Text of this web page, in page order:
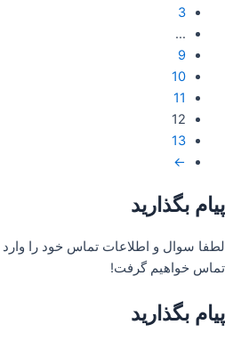
3
…
9
10
11
12
13
←
پیام بگذارید
لطفا سوال و اطلاعات تماس خود را
تماس خواهیم گرفت!
پیام بگذارید